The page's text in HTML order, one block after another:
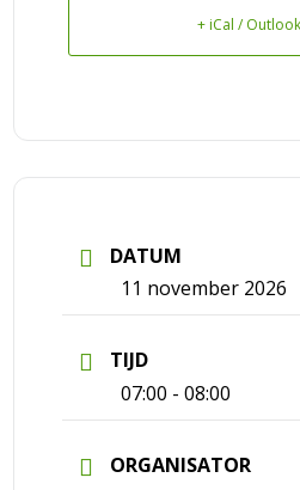
+ iCal /
DATUM
11 november 2026
TIJD
07:00 - 08:00
ORGANISATOR